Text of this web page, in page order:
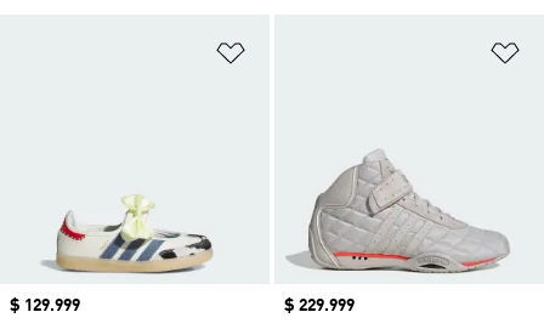
Precio
$ 129.999
Precio
$ 229.999